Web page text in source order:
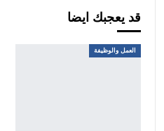
قد يعجبك ايضا
العمل والوظيفة